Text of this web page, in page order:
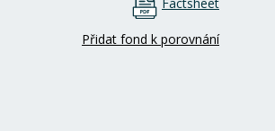
Přidat fond k porovnání